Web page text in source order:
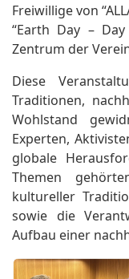
Freiwillige von
“Earth Day –
Zentrum der
Diese
Traditionen,
Wohlstand
Experten,
globale
Themen
kultureller
sowie die
Aufbau einer